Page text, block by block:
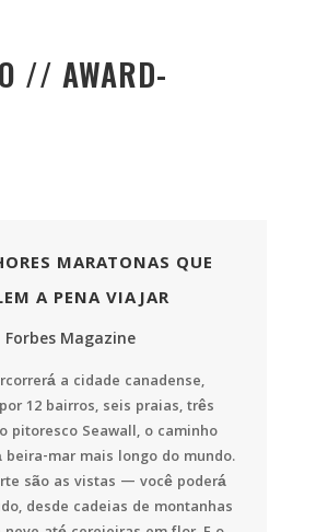
// AWARD-
MARATONAS QUE
A PENA VIAJAR
Forbes Magazine
a cidade canadense,
12 bairros, seis praias, três
pitoresco Seawall, o caminho
mar mais longo do mundo.
são as vistas — você poderá
desde cadeias de montanhas